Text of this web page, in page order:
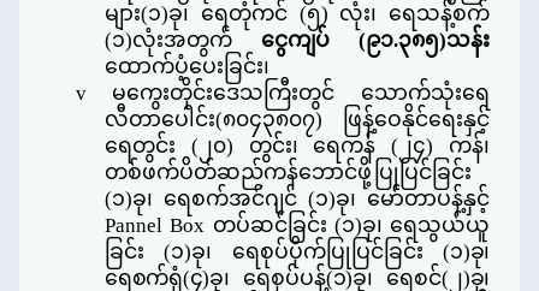
များ(၁)ခု၊ ရေတုံကင် (၅) လုံး၊ ရေသန့်စက်
(၁)လုံးအတွက် ငွေကျပ် (၉၁.၃၈၅)သန်း
ထောက်ပံ့ပေးခြင်း၊
v
မကွေးတိုင်းဒေသကြီးတွင် သောက်သုံးရေ
လီတာပေါင်း(၈၀၄၃၈၀၇) ဖြန့်ဝေနိုင်ရေးနှင့်
ရေတွင်း ( ၂၀) တွင်း၊ ရေကန်( ၂၄) ကန်၊
တစ်ဖက်ပိတ်ဆည်ကန်ဘောင်ဖို့ပြုပြင်ခြင်း
(၁)ခု၊ ရေစက်အင်ဂျင် (၁)ခု၊ မော်တာပန့်နှင့်
Pannel Box တပ်ဆင်ခြင်း (၁)ခု၊ ရေသွယ်ယူ
ခြင်း(၁)ခု၊ ရေစုပ်ပိုက်ပြုပြင်ခြင်း(၁)ခု၊
ရေစက်ရုံ(၄)ခု၊ ရေစုပ်ပန့်(၁)ခု၊ ရေစင်( ၂)ခု၊